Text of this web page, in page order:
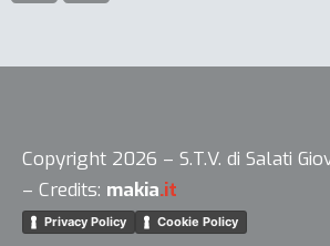
Copyright 2026 – S.T.V. di Salati
– Credits: makia.it
Privacy Policy Cookie Policy
Informativa sulla raccolta